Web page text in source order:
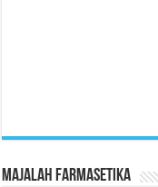
Majalah Farmasetika